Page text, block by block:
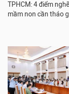
TPHCM: 4 điểm
mầm non cần tháo